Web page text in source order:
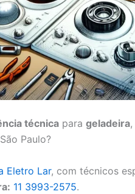
técnica para geladeira,
Paulo?
Eletro Lar, com técnicos
11 3993-2575.